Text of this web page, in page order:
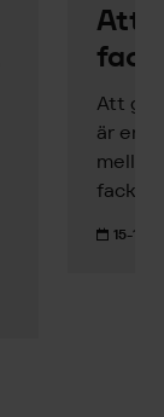
Att
Att
är en
15-16